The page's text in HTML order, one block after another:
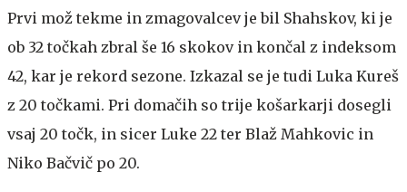
Prvi mož tekme in zmagovalcev je bil Shahskov, ki je
ob 32 točkah zbral še 16 skokov in končal z indeksom
42, kar je rekord sezone. Izkazal se je tudi Luka Kureš
z 20 točkami. Pri domačih so trije košarkarji dosegli
vsaj 20 točk, in sicer Luke 22 ter Blaž Mahkovic in
Niko Bačvič po 20.